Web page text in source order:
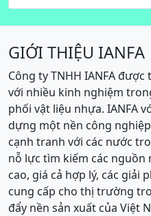
GIỚI THIỆU IANFA
Công ty TNHH IANFA
với nhiều kinh nghiệm
phối vật liệu nhựa. IANFA
dựng một nền công
cạnh tranh với các nước
nỗ lực tìm kiếm các nguồn
cao, giá cả hợp lý, các giải
cung cấp cho thị trường
đẩy nền sản xuất của Việt